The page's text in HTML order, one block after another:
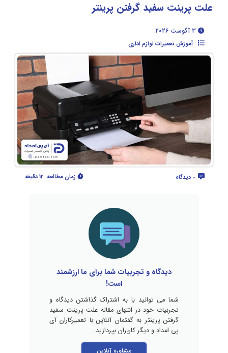
علت پرینت سفید گرفتن پرینتر
آموزش تعمیرات لوازم اداری
زمان مطالعه: 12 دقیقه
دیدگاه و تجربیات شما برای ما ارزشمند
است!
شما می توانید با به اشتراک گذاشتن دیدگاه و
تجربیات خود در انتهای مقاله علت پرینت سفید
گرفتن پرینتر به گفتمان آنلاین با تعمیرکاران آی
پی امداد و دیگر کاربران بپردازید.
مشاوره آنلاین